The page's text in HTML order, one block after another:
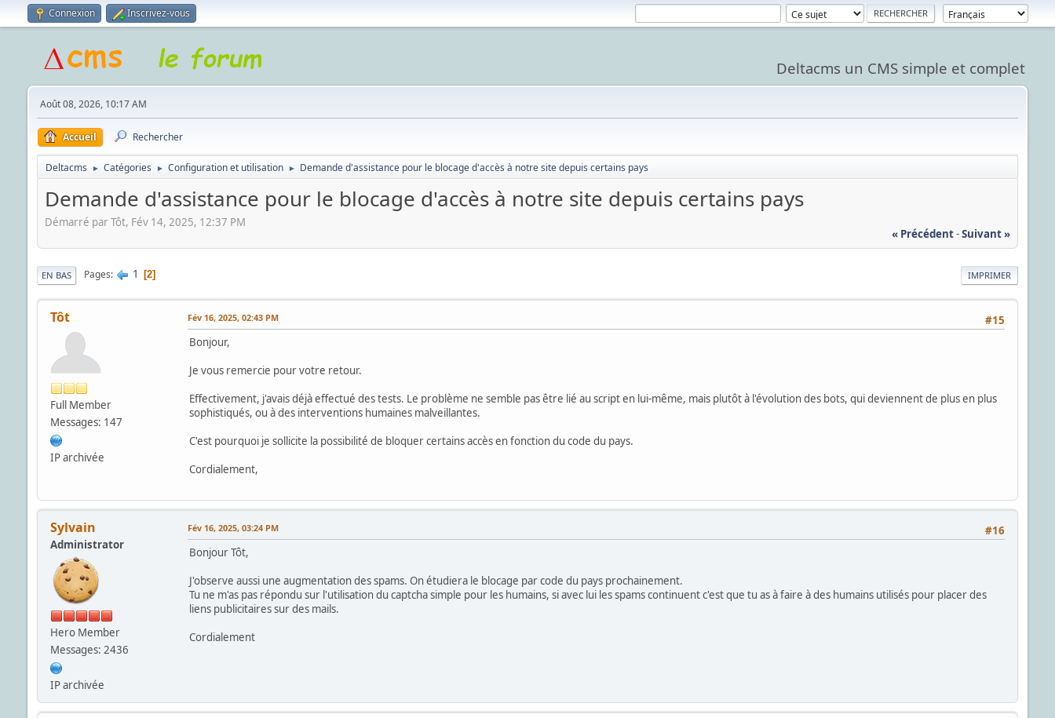
Connexion Inscrivez-vous
Deltacms un CMS simple et complet
Août 08, 2026, 10:17 AM
Accueil Rechercher
Deltacms ► Catégories ► Configuration et utilisation ► Demande d'assistance pour le blocage d'accès à notre site depuis certains pays
Demande d'assistance pour le blocage d'accès à notre site depuis certains pays
Démarré par Tôt, Fév 14, 2025, 12:37 PM
« Précédent-Suivant »
IMPRIMER
EN BAS Pages 1 2
Tôt
Full Member
Messages: 147
IP archivée
#15
Fév 16, 2025, 02:43 PM
Bonjour,
Je vous remercie pour votre retour.
Effectivement, j'avais déjà effectué des tests. Le problème ne semble pas être lié au script en lui-même, mais plutôt à l'évolution des bots, qui deviennent de plus en plus
sophistiqués, ou à des interventions humaines malveillantes.
C'est pourquoi je sollicite la possibilité de bloquer certains accès en fonction du code du pays.
Cordialement,
Sylvain
Administrator
Hero Member
Messages: 2436
IP archivée
#16
Fév 16, 2025, 03:24 PM
Bonjour Tôt,
J'observe aussi une augmentation des spams. On étudiera le blocage par code du pays prochainement.
Tu ne m'as pas répondu sur l'utilisation du captcha simple pour les humains, si avec lui les spams continuent c'est que tu as à faire à des humains utilisés pour placer des
liens publicitaires sur des mails.
Cordialement